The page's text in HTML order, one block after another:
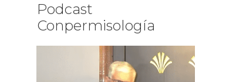
Podcast
Conpermisología